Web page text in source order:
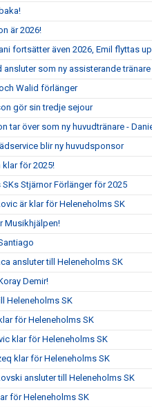
är 2026!
fortsätter även 2026, Emil flyttas
ansluter som ny assisterande tränare
Walid förlänger
gör sin tredje sejour
tar över som ny huvudtränare -
blir ny huvudsponsor
för 2025!
Stjärnor Förlänger för 2025
är klar för Heleneholms SK
Musikhjälpen!
ansluter till Heleneholms SK
Demir!
Heleneholms SK
för Heleneholms SK
klar för Heleneholms SK
klar för Heleneholms SK
ansluter till Heleneholms SK
för Heleneholms SK